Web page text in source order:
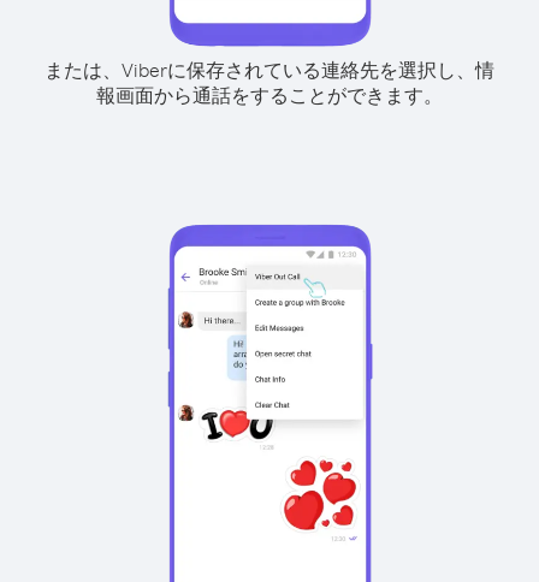
または、Viberに保存されている連絡先を選択し、情
報画面から通話をすることができます。